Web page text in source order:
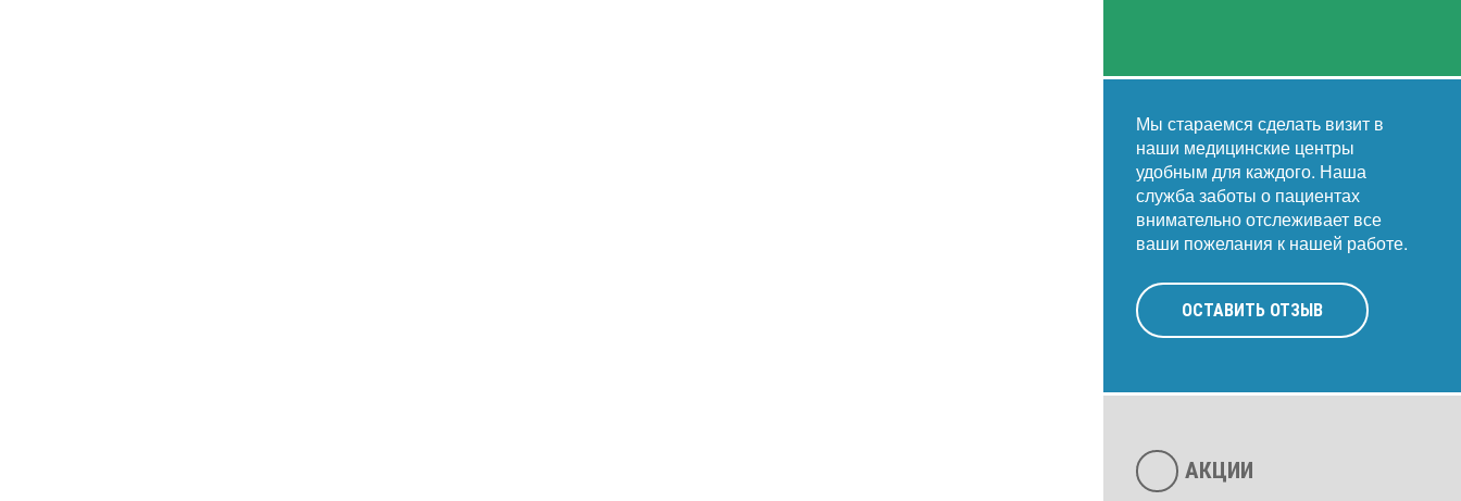
Мы стараемся сделать визит в
наши медицинские центры
удобным для каждого. Наша
служба заботы о пациентах
внимательно отслеживает все
ваши пожелания к нашей работе.
ОСТАВИТЬ ОТЗЫВ
АКЦИИ